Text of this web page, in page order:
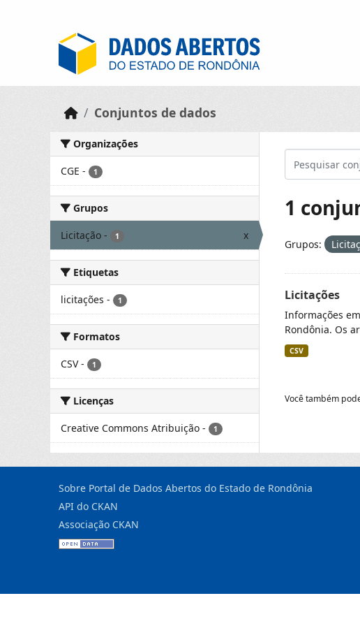
Conjuntos de dados
Organizações
CGE - 1
Grupos
Licitação - 1 x
Etiquetas
licitações - 1
Formatos
CSV - 1
Licenças
Creative Commons Atribuição - 1
1
Grupos:
Licitações
Informações
Rondônia. Os
CSV
Você também
Sobre Portal de Dados Abertos do Estado de Rondônia
API do CKAN
Associação CKAN